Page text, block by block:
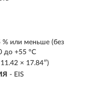
или меньше (без
до +55 °C
× 17.84″)
- EIS